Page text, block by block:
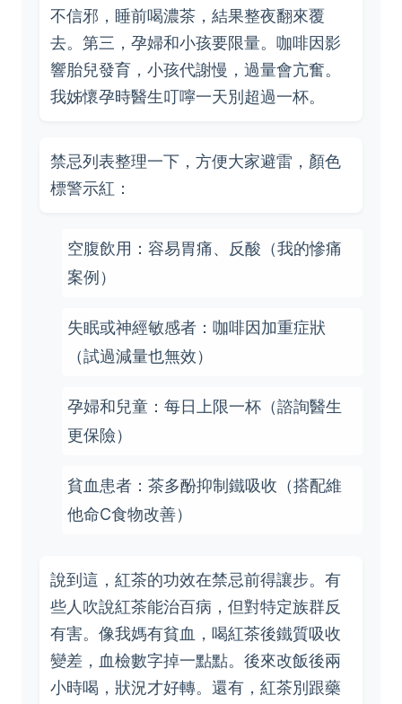
不信邪，睡前喝濃茶，結果整夜翻來覆
去。第三，孕婦和小孩要限量。咖啡因影
響胎兒發育，小孩代謝慢，過量會亢奮。
我姊懷孕時醫生叮嚀一天別超過一杯。
禁忌列表整理一下，方便大家避雷，顏色
標警示紅：
空腹飲用：容易胃痛、反酸（我的慘痛
案例）
失眠或神經敏感者：咖啡因加重症狀
（試過減量也無效）
孕婦和兒童：每日上限一杯（諮詢醫生
更保險）
貧血患者：茶多酚抑制鐵吸收（搭配維
他命C食物改善）
說到這，紅茶的功效在禁忌前得讓步。有
些人吹說紅茶能治百病，但對特定族群反
有害。像我媽有貧血，喝紅茶後鐵質吸收
變差，血檢數字掉一點點。後來改飯後兩
小時喝，狀況才好轉。還有，紅茶別跟藥